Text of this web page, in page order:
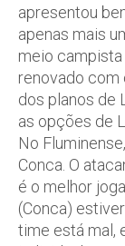
apresentou
apenas mais
meio
renovado com
dos planos de
as opções de
No
Conca. O
é o melhor
(Conca)
time está mal,